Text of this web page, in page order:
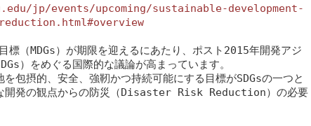
jp/events/upcoming/sustainable-development-
標（MDGs）が期限を迎えるにあたり、ポスト2015年開発アジ
）をめぐる国際的な議論が高まっています。
包摂的、安全、強靭かつ持続可能にする目標がSDGsの一つと
な開発の観点からの防災（Disaster Risk Reduction）の必要